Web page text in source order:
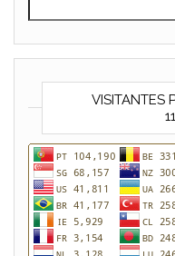
VISITANTES